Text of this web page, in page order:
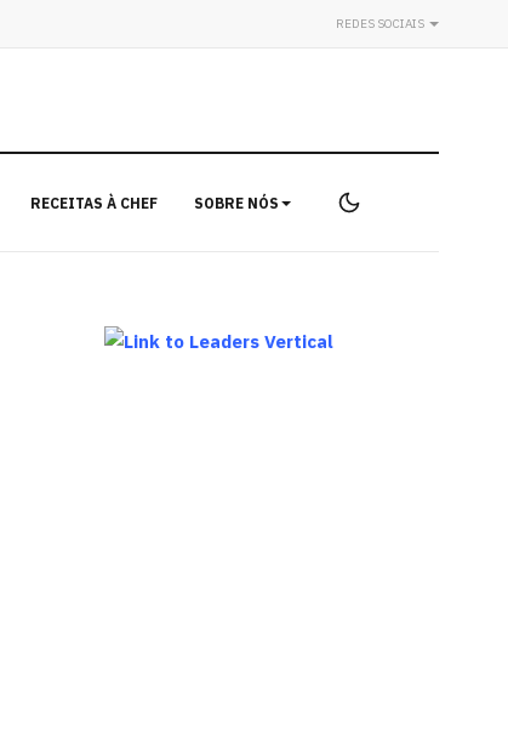
REDES SOCIAIS
RECEITAS À CHEF SOBRE NÓS